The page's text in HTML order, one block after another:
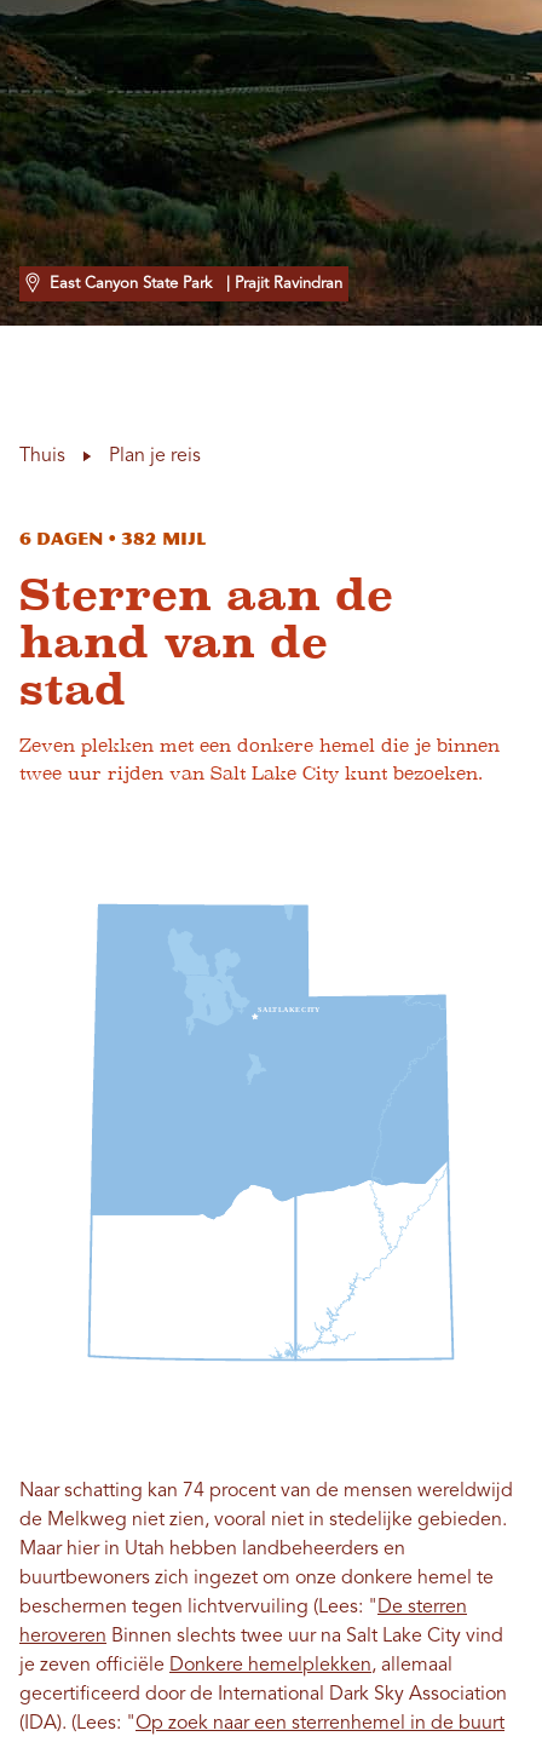
East Canyon State Park | Prajit Ravindran
Thuis Plan je reis
6 dagen • 382 mijl
Sterren aan de
hand van de
stad
Zeven plekken met een donkere hemel die je binnen
twee uur rijden van Salt Lake City kunt bezoeken.
SA LT LA K EC ITY
Naar schatting kan 74 procent van de mensen wereldwijd
de Melkweg niet zien, vooral niet in stedelijke gebieden.
Maar hier in Utah hebben landbeheerders en
buurtbewoners zich ingezet om onze donkere hemel te
beschermen tegen lichtvervuiling (Lees: " De sterren
heroveren Binnen slechts twee uur na Salt Lake City vind
je zeven officiële Donkere hemelplekken, allemaal
gecertificeerd door de International Dark Sky Association
(IDA). (Lees: "Op zoek naar een sterrenhemel in de buurt